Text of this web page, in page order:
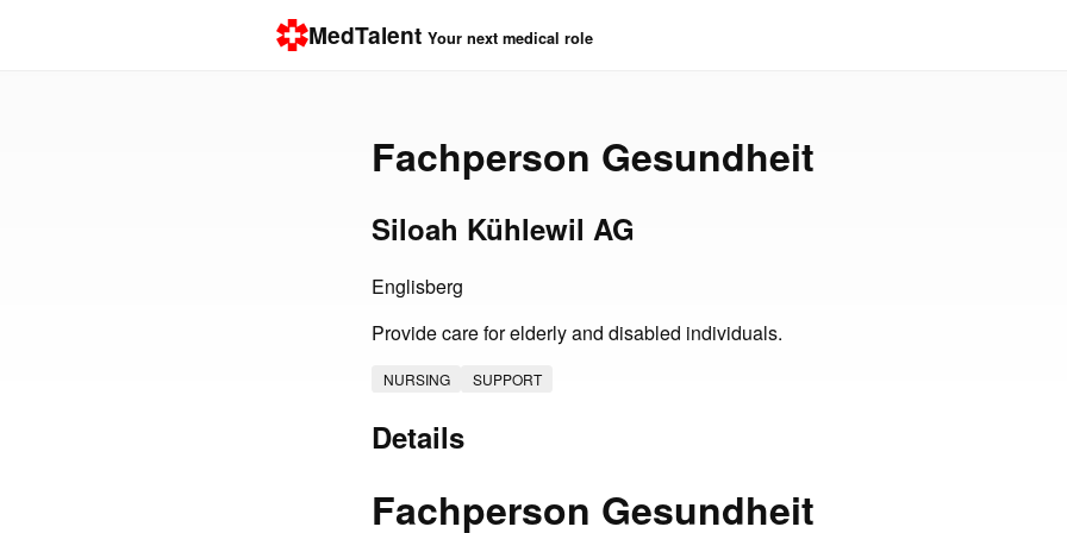
MedTalent Your next medical role
Fachperson Gesundheit
Siloah Kühlewil AG
Englisberg
Provide care for elderly and disabled individuals.
NURSING SUPPORT
Details
Fachperson Gesundheit